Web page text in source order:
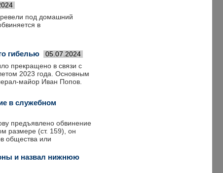
под домашний
в
гибелью 05.07.2024
прекращено в связи с
2023 года. Основным
майор Иван Попов.
в служебном
предъявлено обвинение
размере (ст. 159), он
общества или
и назвал нижнюю